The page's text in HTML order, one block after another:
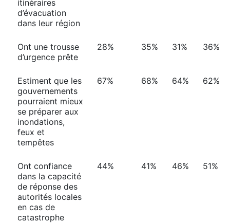
itinéraires
d’évacuation
dans leur région
Ont une trousse
d’urgence prête
28% 35% 31% 36%
Estiment que les
gouvernements
pourraient mieux
se préparer aux
inondations,
feux et
tempêtes
67% 68% 64% 62%
Ont confiance
dans la capacité
de réponse des
autorités locales
en cas de
catastrophe
44% 41% 46% 51%